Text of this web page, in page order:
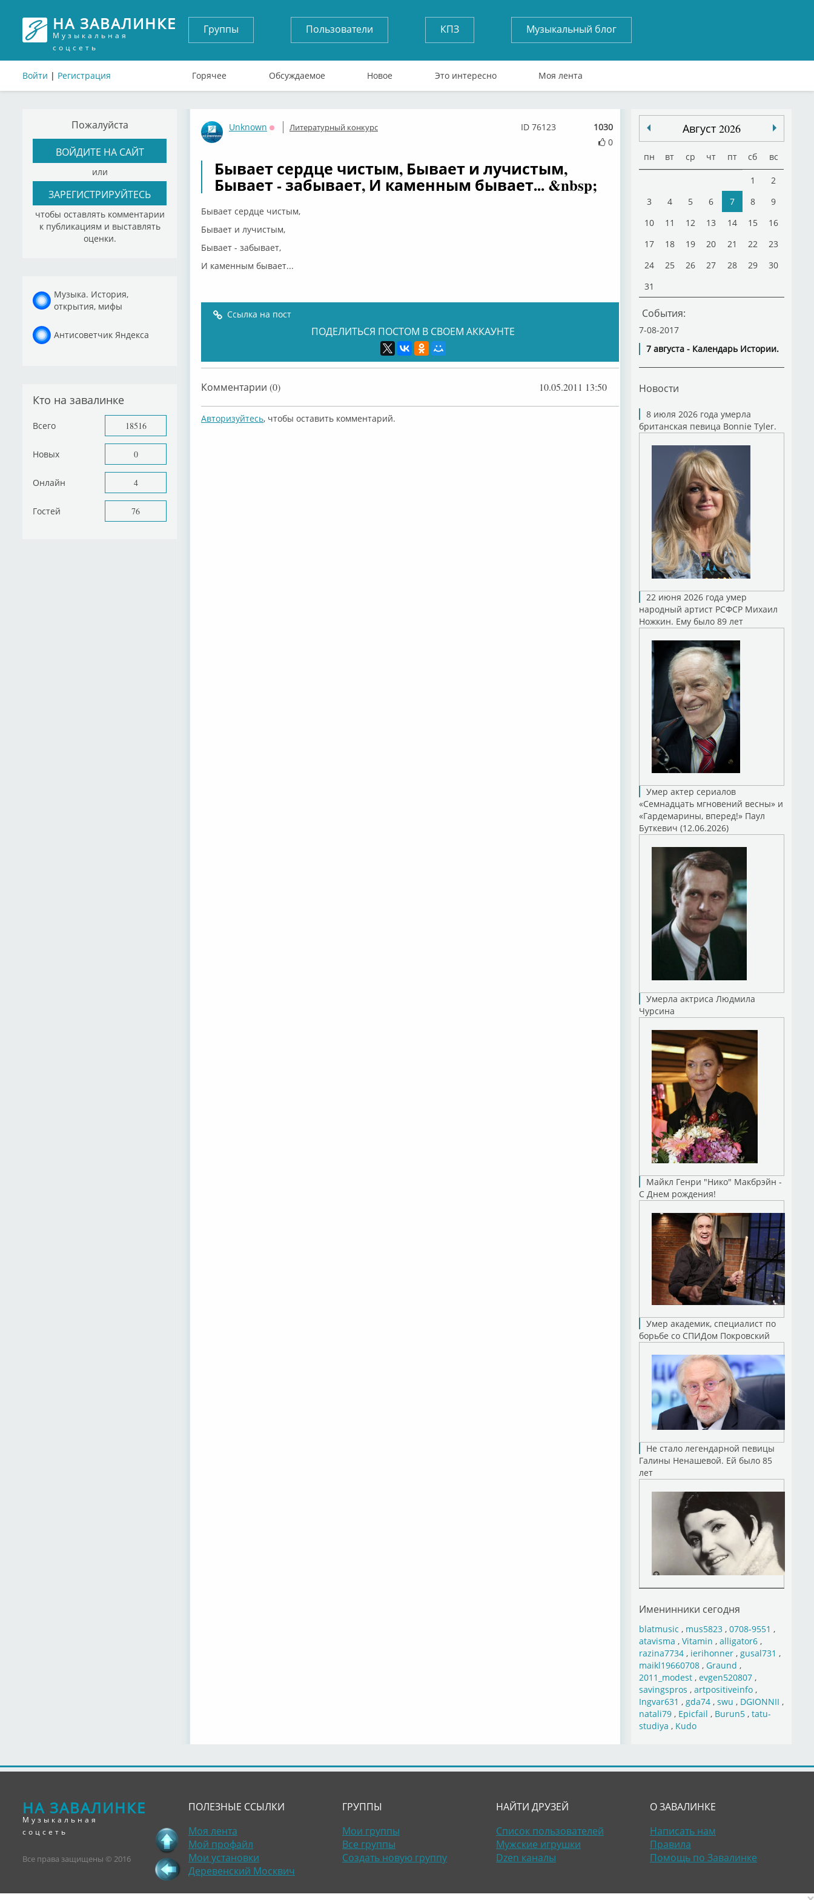
НА ЗАВАЛИНКЕ
Музыкальная
соцсеть
Войти | Регистрация
Группы Пользователи КПЗ Музыкальный блог
Горячее Обсуждаемое Новое Это интересно Моя лента
Пожалуйста
ВОЙДИТЕ НА САЙТ
или
ЗАРЕГИСТРИРУЙТЕСЬ
чтобы оставлять комментарии
к публикациям и выставлять
оценки.
Музыка. История,
открытия, мифы
Антисоветчик Яндекса
Кто на завалинке
Всего 18516
Новых 0
Онлайн 4
Гостей 76
Unknown
Оффлайн
Литературный конкурс
1030
0
ID 76123
Бывает сердце чистым, Бывает и лучистым,
Бывает - забывает, И каменным бывает... &nbsp;
Бывает сердце чистым,
Бывает и лучистым,
Бывает - забывает,
И каменным бывает...
Ссылка на пост
ПОДЕЛИТЬСЯ ПОСТОМ В СВОЕМ АККАУНТЕ
Комментарии (0) 10.05.2011 13:50
Авторизуйтесь, чтобы оставить комментарий.
Август 2026
пн вт ср чт пт сб вс
1
2
3
4 5 6 7 8
9
10
11 12 13 14 15
16
17
18 19 20 21 22
23
24
25 26 27 28 29
30
31
События:
7-08-2017
7 августа - Календарь Истории.
Новости
8 июля 2026 года умерла
британская певица Bonnie Tyler.
22 июня 2026 года умер
народный артист РСФСР Михаил
Ножкин. Ему было 89 лет
Умер актер сериалов
«Семнадцать мгновений весны» и
«Гардемарины, вперед!» Паул
Буткевич (12.06.2026)
Умерла актриса Людмила
Чурсина
Майкл Генри "Нико" Макбрэйн -
С Днем рождения!
Умер академик, специалист по
борьбе со СПИДом Покровский
Не стало легендарной певицы
Галины Ненашевой. Ей было 85
лет
Именинники сегодня
blatmusic , mus5823, 0708-9551 ,
atavisma , Vitamin , alligator6,
razina7734, ierihonner, gusal731 ,
maikl19660708, Graund ,
2011_modest, evgen520807,
savingspros , artpositiveinfo,
Ingvar631 , gda74, swu , DGIONNII ,
natali79, Epicfail , Burun5, tatu-
studiya , Kudo
НА ЗАВАЛИНКЕ
Музыкальная
соцсеть
Все права защищены © 2016
ПОЛЕЗНЫЕ ССЫЛКИ
Моя лента
Мой профайл
Мои установки
Деревенский Москвич
ГРУППЫ
Мои группы
Все группы
Создать новую группу
НАЙТИ ДРУЗЕЙ
Список пользователей
Мужские игрушки
Dzen каналы
О ЗАВАЛИНКЕ
Написать нам
Правила
Помощь по Завалинке